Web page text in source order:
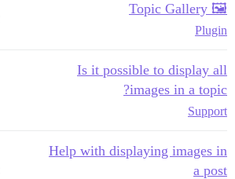
🖼️ Topic Gallery
Plugin
Is it possible to display all
images in a topic?
Support
Help with displaying images in
a post